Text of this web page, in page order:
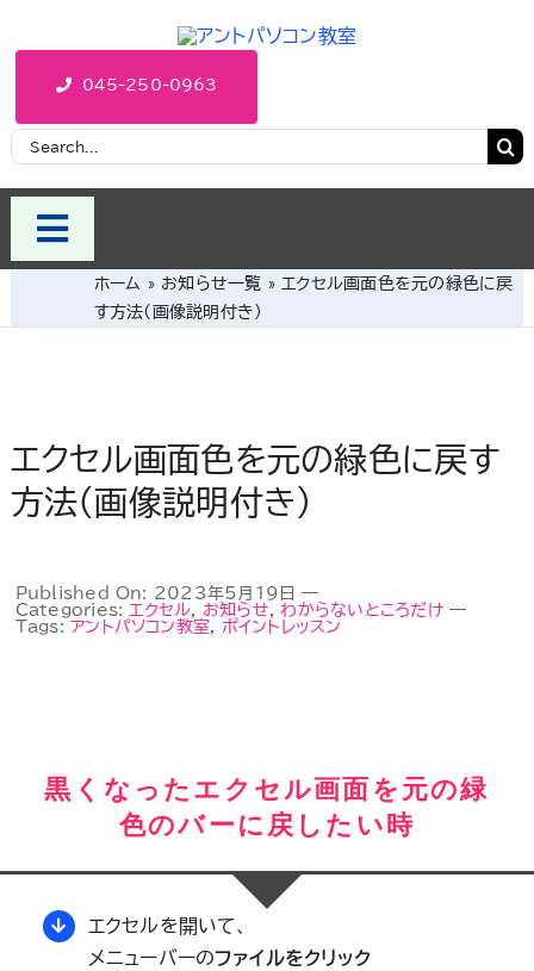
045-250-0963
Search
for:
Toggle
Navigation
アクセス
よくある質問
ホーム » お知らせ一覧 » エクセル画面色を元の緑色に戻
す方法(画像説明付き)
エクセル画面色を元の緑色に戻す
方法(画像説明付き)
Published On: 2023年5月19日 —
Categories: エクセル お知らせ ,わからないところだけ —
Tags:アントパソコン教室 ポイントレッスン
黒くなったエクセル画面を元の緑
色のバーに戻したい時
エクセルを開いて、
メニューバーのファイルをクリック